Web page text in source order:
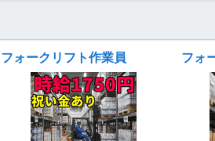
フォークリフト作業員 フォ